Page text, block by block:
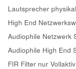
Lautsprecher
High End
Audiophile Netzwerk
Audiophile High End
FIR Filter nur